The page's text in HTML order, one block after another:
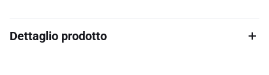
Dettaglio prodotto